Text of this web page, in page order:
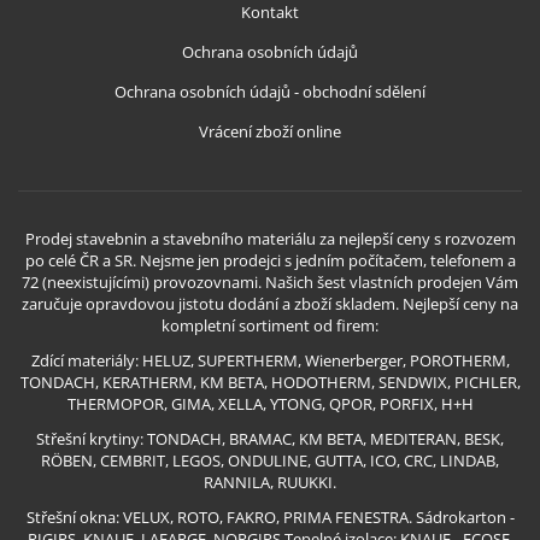
Kontakt
Ochrana osobních údajů
Ochrana osobních údajů - obchodní sdělení
Vrácení zboží online
Prodej stavebnin a stavebního materiálu za nejlepší ceny s rozvozem
po celé ČR a SR. Nejsme jen prodejci s jedním počítačem, telefonem a
72 (neexistujícími) provozovnami. Našich šest vlastních prodejen Vám
zaručuje opravdovou jistotu dodání a zboží skladem. Nejlepší ceny na
kompletní sortiment od firem:
Zdící materiály: HELUZ, SUPERTHERM, Wienerberger, POROTHERM,
TONDACH, KERATHERM, KM BETA, HODOTHERM, SENDWIX, PICHLER,
THERMOPOR, GIMA, XELLA, YTONG, QPOR, PORFIX, H+H
Střešní krytiny: TONDACH, BRAMAC, KM BETA, MEDITERAN, BESK,
RÖBEN, CEMBRIT, LEGOS, ONDULINE, GUTTA, ICO, CRC, LINDAB,
RANNILA, RUUKKI.
Střešní okna: VELUX, ROTO, FAKRO, PRIMA FENESTRA. Sádrokarton -